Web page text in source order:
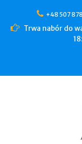
+48 507
Trwa nabór do